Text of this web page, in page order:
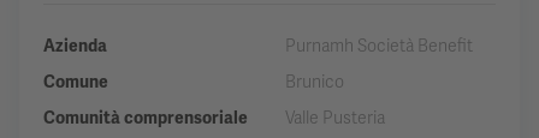
Azienda
Purnamh Società Benefit
Comune
Brunico
Comunità comprensoriale
Valle Pusteria